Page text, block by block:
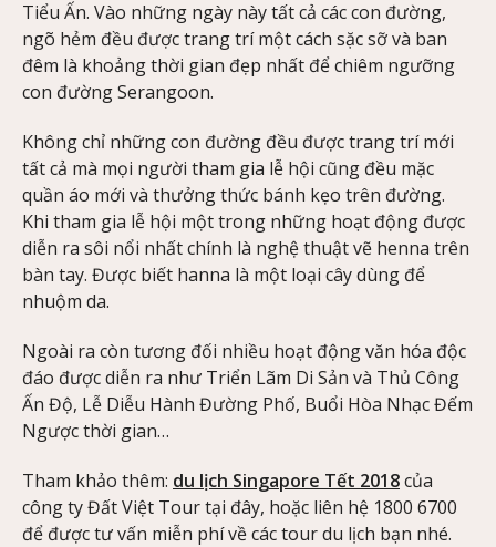
Tiểu Ấn. Vào những ngày này tất cả các con đường,
ngõ hẻm đều được trang trí một cách sặc sỡ và ban
đêm là khoảng thời gian đẹp nhất để chiêm ngưỡng
con đường Serangoon.
Không chỉ những con đường đều được trang trí mới
tất cả mà mọi người tham gia lễ hội cũng đều mặc
quần áo mới và thưởng thức bánh kẹo trên đường.
Khi tham gia lễ hội một trong những hoạt động được
diễn ra sôi nổi nhất chính là nghệ thuật vẽ henna trên
bàn tay. Được biết hanna là một loại cây dùng để
nhuộm da.
Ngoài ra còn tương đối nhiều hoạt động văn hóa độc
đáo được diễn ra như Triển Lãm Di Sản và Thủ Công
Ấn Độ, Lễ Diễu Hành Đường Phố, Buổi Hòa Nhạc Đếm
Ngược thời gian…
Tham khảo thêm: du lịch Singapore Tết 2018của
công ty Đất Việt Tour tại đây, hoặc liên hệ 1800 6700
để được tư vấn miễn phí về các tour du lịch bạn nhé.